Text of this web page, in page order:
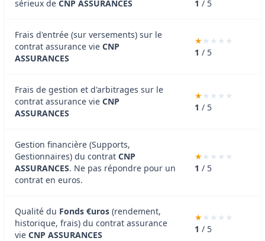
sérieux de CNP ASSURANCES 1 / 5
Frais d'entrée (sur versements) sur le
contrat assurance vie CNP
ASSURANCES
1 / 5
Frais de gestion et d'arbitrages sur le
contrat assurance vie CNP
ASSURANCES
1 / 5
Gestion financière (Supports,
Gestionnaires) du contrat CNP
ASSURANCES. Ne pas répondre pour un
contrat en euros.
1 / 5
Qualité du Fonds €uros (rendement,
historique, frais) du contrat assurance
vie CNP ASSURANCES
1 / 5